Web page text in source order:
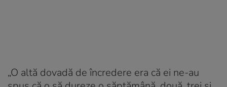
„O altă dovadă de încredere era că ei ne-au